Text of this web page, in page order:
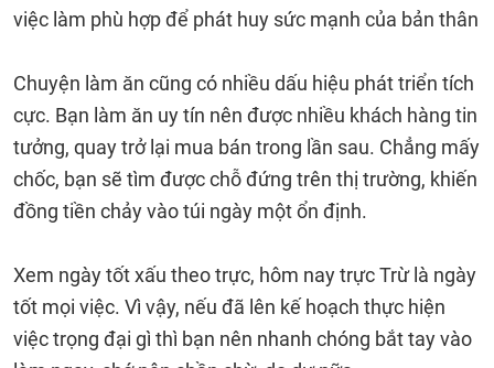
việc làm phù hợp để phát huy sức mạnh của bản thân
Chuyện làm ăn cũng có nhiều dấu hiệu phát triển tích
cực. Bạn làm ăn uy tín nên được nhiều khách hàng tin
tưởng, quay trở lại mua bán trong lần sau. Chẳng mấy
chốc, bạn sẽ tìm được chỗ đứng trên thị trường, khiến
đồng tiền chảy vào túi ngày một ổn định.
Xem ngày tốt xấu theo trực, hôm nay trực Trừ là ngày
tốt mọi việc. Vì vậy, nếu đã lên kế hoạch thực hiện
việc trọng đại gì thì bạn nên nhanh chóng bắt tay vào